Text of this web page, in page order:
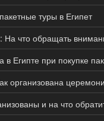
туры в Египет
На что обращать
Египте при покупке
организована
и на что